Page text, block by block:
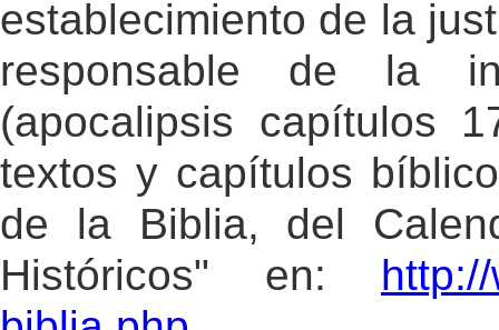
establecimiento de la
responsable de la
(apocalipsis capítulos
textos y capítulos
de la Biblia, del
Históricos" en: